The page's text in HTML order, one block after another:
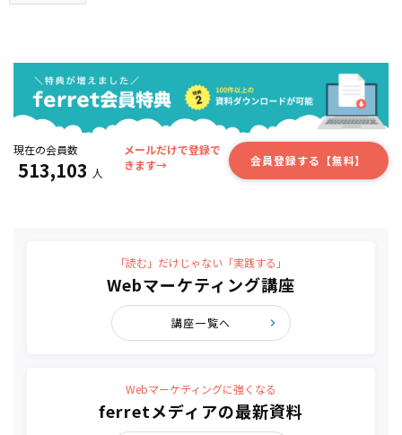
現在の会員数
513,103 人
メールだけで登録で
きます→
会員登録する【無料】
「読む」だけじゃない「実践する」
Webマーケティング講座
講座一覧へ
Webマーケティングに強くなる
ferretメディアの最新資料